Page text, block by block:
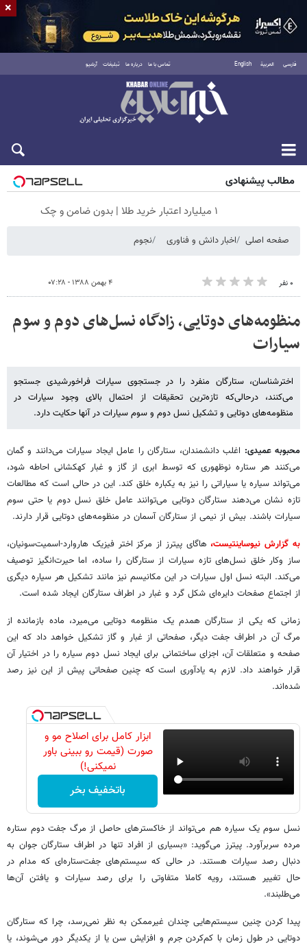
فارسی العربية English تماس با ما درباره ما تبلیغات آرشیو
شنبه ۱۷ مرداد ۱۴۰۵
مطالب پیشنهادی
۱ میلیارد اعتبار خرید طلا | بدون ضامن و چک
صفحه اصلی اخبار دانش و فناوری نجوم
۰ نفر ۴ بهمن ۱۳۸۸ - ۰۷:۲۸
منظومه‌های دوتایی، زادگاه نسل‌های دوم و سوم
سیارات
اخترشناسان، ستارگان منفرد را در جستجوی سیارات فراخورشیدی جستجو
می‌کنند، درحالی‌که تازه‌ترین تحقیقات از احتمال بالای وجود سیارات در
منظومه‌های دوتایی و تشکیل نسل دوم و سوم سیارات در آنها حکایت دارد.
محبوبه عمیدی: اغلب دانشمندان، ستارگان را عامل ایجاد سیارات می‌دانند و گمان
می‌کنند هر ستاره نوظهوری که توسط ابری از گاز و غبار کهکشانی احاطه شود،
می‌تواند سیاره‌ یا سیاراتی را نیز به یکباره خلق کند. این در حالی است که مطالعات
تازه نشان می‌دهند ستارگان دوتایی می‌توانند عامل خلق نسل دوم یا حتی سوم
سیارات باشند. بیش از نیمی از ستارگان آسمان در منظومه‌های دوتایی قرار دارند.
به گزارش نیوساینتیست، هاگای پیترز از مرکز اختر‌ فیزیک هاروارد-اسمیت‌سونیان،
ساز وکار خلق نسل‌های تازه سیارات از ستارگان را ساده، اما حیرت‌انگیز توصیف
می‌کند. البته نسل اول سیارات در این مکانیسم نیز مانند تشکیل هر سیاره دیگری
از اجتماع صفحات دایره‌ای شکل گرد و غبار در اطراف ستارگان ایجاد شده است.
زمانی که یکى از ستارگان همدم یک منظومه دوتایی می‌میرد، ماده بازمانده از
مرگ آن در اطراف جفت دیگر، صفحاتی از غبار و گاز تشکیل خواهد داد که این
صفحه و متعلقات آن، اجزای ساختمانی برای ایجاد نسل دوم سیاره را در اختیار آن
قرار خواهند داد. لازم به یادآوری است که چنین صفحاتی پیش از این نیز رصد
شده‌اند.
ابزار کامل برای اصلاح مو و
صورت (قیمت رو ببینی باور
نمیکنی!)
باتخفیف بخر
نسل سوم یک سیاره هم می‌تواند از خاکسترهای حاصل از مرگ جفت دوم ستاره
مرده سربرآورد. پیترز می‌گوید: «بسیاری از افراد تنها در اطراف ستارگان جوان به
دنبال رصد سیارات هستند. در حالی که سیستم‌های جفت‌ستاره‌ای که مدام در
حال تغییر هستند، رویه کاملا متفاوتی را برای رصد سیارات و یافتن آن‌ها
می‌طلبند».
پیدا کردن چنین سیستم‌هایی چندان غیرممکن به نظر نمی‌رسد، چرا که ستارگان
دوتایی در طول زمان با کم‌کردن جرم و افزایش سن یا از یکدیگر دور می‌شوند، یا
×